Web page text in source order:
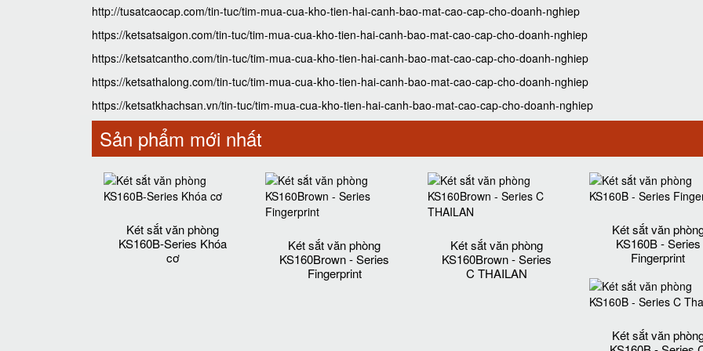
http://tusatcaocap.com/tin-tuc/tim-mua-cua-kho-tien-hai-canh-bao-mat-cao-cap-cho-doanh-nghiep
https://ketsatsaigon.com/tin-tuc/tim-mua-cua-kho-tien-hai-canh-bao-mat-cao-cap-cho-doanh-nghiep
https://ketsatcantho.com/tin-tuc/tim-mua-cua-kho-tien-hai-canh-bao-mat-cao-cap-cho-doanh-nghiep
https://ketsathalong.com/tin-tuc/tim-mua-cua-kho-tien-hai-canh-bao-mat-cao-cap-cho-doanh-nghiep
https://ketsatkhachsan.vn/tin-tuc/tim-mua-cua-kho-tien-hai-canh-bao-mat-cao-cap-cho-doanh-nghiep
Sản phẩm mới nhất
Két sắt văn phòng
KS160B-Series Khóa
cơ
Két sắt văn phòng
KS160Brown - Series
Fingerprint
Két sắt văn phòng
KS160Brown - Series
C THAILAN
Két sắt văn
KS160B - Series
Fingerprint
Két sắt văn